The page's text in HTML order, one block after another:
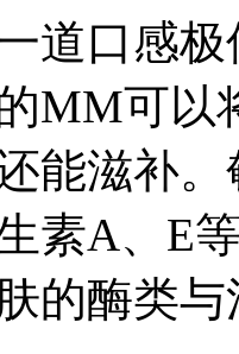
口感极
MM可以
能滋补
素A、E
的酶类